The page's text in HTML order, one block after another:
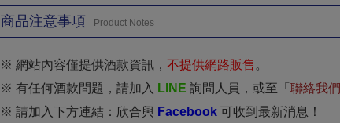
商品注意事項 Product Notes
※ 網站內容僅提供酒款資訊， 不提供網路販售 。
※ 有任何酒款問題，請加入
LINE 詢問人員，或至「 聯絡我們
※ 請加入下方連結：欣合興 Facebook 可收到最新消息！